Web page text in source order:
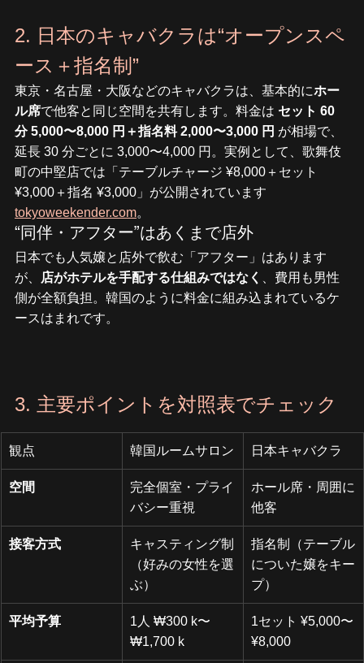
2. 日本のキャバクラは“オープンスペ
ース＋指名制”
東京・名古屋・大阪などのキャバクラは、基本的にホー
ル席で他客と同じ空間を共有します。料金は セット 60
分 5,000〜8,000 円＋指名料 2,000〜3,000 円 が相場で、
延長 30 分ごとに 3,000〜4,000 円。実例として、歌舞伎
町の中堅店では「テーブルチャージ ¥8,000＋セット
¥3,000＋指名 ¥3,000」が公開されています
tokyoweekender.com。
“同伴・アフター”はあくまで店外
日本でも人気嬢と店外で飲む「アフター」はあります
が、 店がホテルを手配する仕組みではなく 、費用も男性
側が全額負担。韓国のように料金に組み込まれているケ
ースはまれです。
3. 主要ポイントを対照表でチェック
観点 韓国ルームサロン 日本キャバクラ
空間
完全個室・プライ
バシー重視
ホール席・周囲に
他客
接客方式
キャスティング制
（好みの女性を選
ぶ）
指名制（テーブル
についた嬢をキー
プ）
平均予算
1人 ₩300 k〜
₩1,700 k
1セット ¥5,000〜
¥8,000